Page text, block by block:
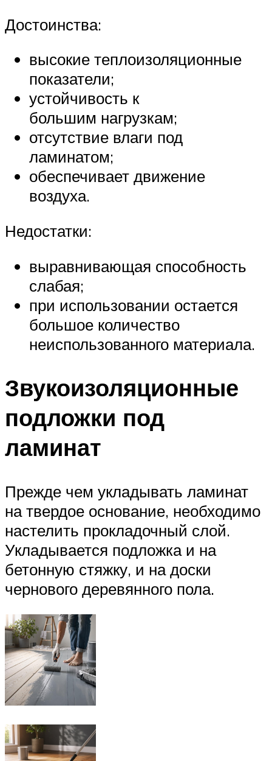
Достоинства:
высокие теплоизоляционные
показатели;
устойчивость к
большим нагрузкам;
отсутствие влаги под
ламинатом;
обеспечивает движение
воздуха.
Недостатки:
выравнивающая способность
слабая;
при использовании остается
большое количество
неиспользованного материала.
Звукоизоляционные
подложки под
ламинат
Прежде чем укладывать ламинат
на твердое основание, необходимо
настелить прокладочный слой.
Укладывается подложка и на
бетонную стяжку, и на доски
чернового деревянного пола.